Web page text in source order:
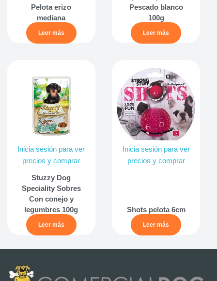
Pelota erizo
mediana
Leer más
Pescado blanco
100g
Leer más
Inicia sesión para ver
precios y comprar
Stuzzy Dog
Speciality Sobres
Con conejo y
legumbres 100g
Leer más
Inicia sesión para ver
precios y comprar
Shots pelota 6cm
Leer más